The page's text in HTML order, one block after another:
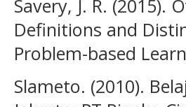
Savery, J. R. (2015).
Definitions and
Problem-based
Slameto. (2010).